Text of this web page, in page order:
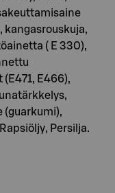
kangasrouskuja,
( E 330),
E466),
(guarkumi),
Persilja.